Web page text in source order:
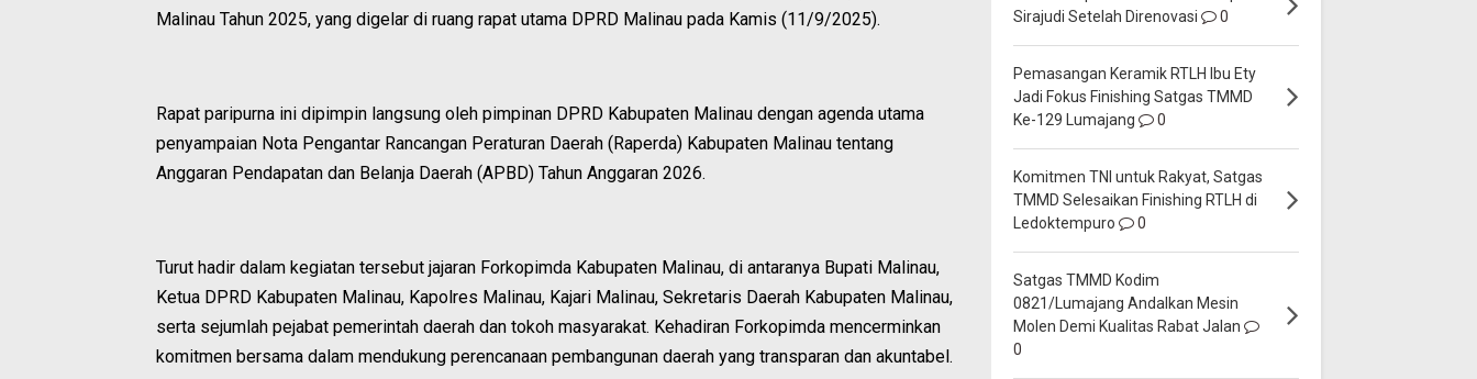
Malinau Tahun 2025, yang digelar di ruang rapat utama DPRD Malinau pada Kamis (11/9/2025).
Rapat paripurna ini dipimpin langsung oleh pimpinan DPRD Kabupaten Malinau dengan agenda utama
penyampaian Nota Pengantar Rancangan Peraturan Daerah (Raperda) Kabupaten Malinau tentang
Anggaran Pendapatan dan Belanja Daerah (APBD) Tahun Anggaran 2026.
Turut hadir dalam kegiatan tersebut jajaran Forkopimda Kabupaten Malinau, di antaranya Bupati Malinau,
Ketua DPRD Kabupaten Malinau, Kapolres Malinau, Kajari Malinau, Sekretaris Daerah Kabupaten Malinau,
serta sejumlah pejabat pemerintah daerah dan tokoh masyarakat. Kehadiran Forkopimda mencerminkan
komitmen bersama dalam mendukung perencanaan pembangunan daerah yang transparan dan akuntabel.
Sirajudi Setelah Direnovasi
0
Pemasangan Keramik RTLH Ibu Ety
Jadi Fokus Finishing Satgas TMMD
Ke-129 Lumajang
0
Komitmen TNI untuk Rakyat, Satgas
TMMD Selesaikan Finishing RTLH di
Ledoktempuro
0
Satgas TMMD Kodim
0821/Lumajang Andalkan Mesin
Molen Demi Kualitas Rabat Jalan
0